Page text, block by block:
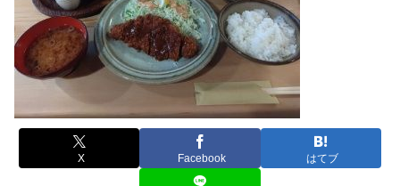
X Facebook はてブ